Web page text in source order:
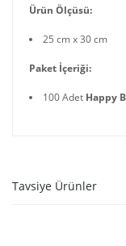
Ürün Ölçüsü:
25 cm x 30 cm
Paket İçeriği:
100 Adet Happy
Tavsiye Ürünler